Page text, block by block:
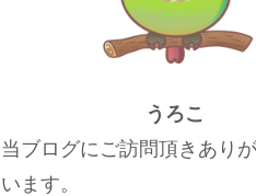
うろこ
当ブログにご訪問頂きあり
います。